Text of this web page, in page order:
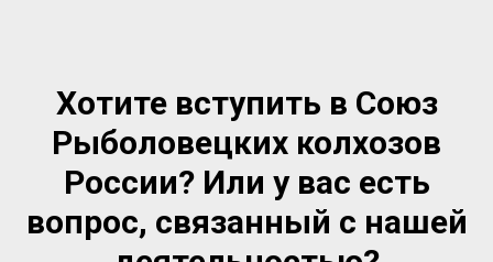
Хотите вступить в Союз
Рыболовецких колхозов
России? Или у вас есть
вопрос, связанный с нашей